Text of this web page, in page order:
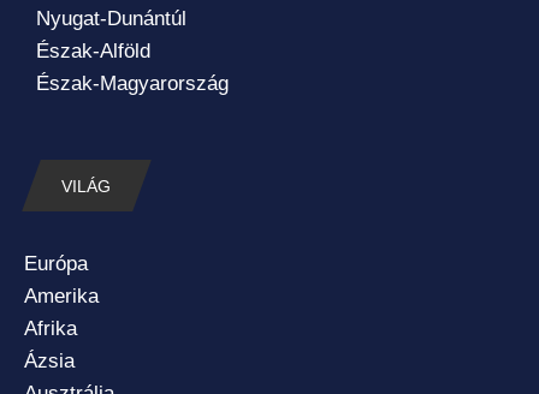
Nyugat-Dunántúl
Észak-Alföld
Észak-Magyarország
VILÁG
Európa
Amerika
Afrika
Ázsia